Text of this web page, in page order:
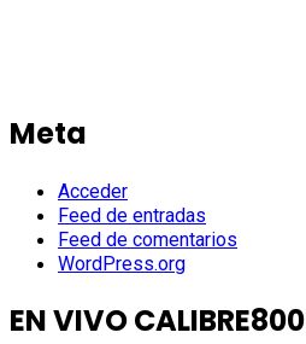
Meta
Acceder
Feed de entradas
Feed de comentarios
WordPress.org
EN VIVO CALIBRE800